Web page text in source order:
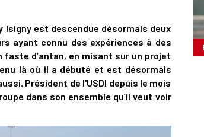
Isigny est descendue désormais deux
ayant connu des expériences à des
faste d’antan, en misant sur un projet
là où il a débuté et est désormais
Président de l'USDI depuis le mois
dans son ensemble qu’il veut voir